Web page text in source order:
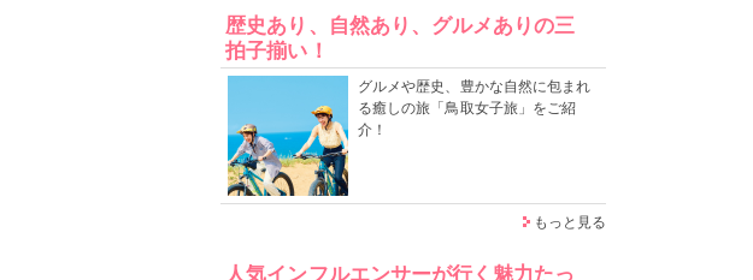
歴史あり、自然あり、グルメありの三
拍子揃い！
グルメや歴史、豊かな自然に包まれ
る癒しの旅「鳥取女子旅」をご紹
介！
もっと見る
人気インフルエンサーが行く魅力たっ